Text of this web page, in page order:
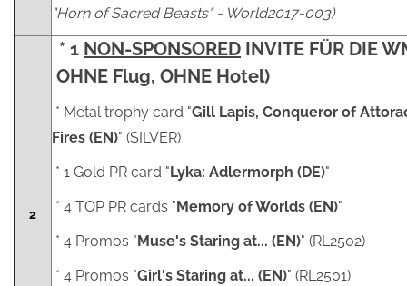
"Horn of Sacred Beasts" - World2017-003)
2
* 1 NON-SPONSORED INVITE FÜR DIE
OHNE Flug, OHNE Hotel)
* Metal trophy card "Gill Lapis, Conqueror of
Fires (EN)" (SILVER)
* 1 Gold PR card " Lyka: Adlermorph (DE)"
* 4 TOP PR cards " Memory of Worlds (EN)"
* 4 Promos " Muse's Staring at... (EN)" (RL2502)
* 4 Promos "Girl's Staring at... (EN)" (RL2501)